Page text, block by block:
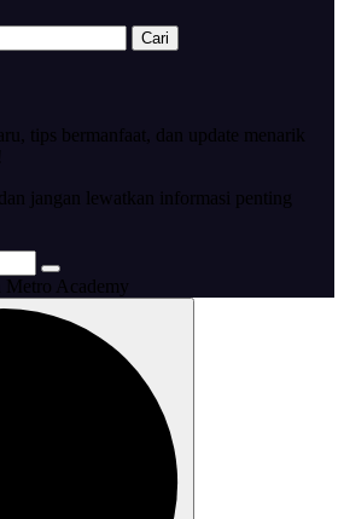
tips bermanfaat, dan update menarik
jangan lewatkan informasi penting
Academy